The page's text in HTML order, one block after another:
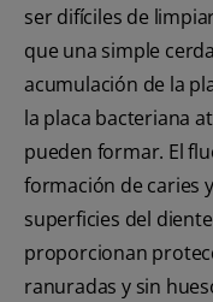
ser difíciles de
que una simple
acumulación de la
la placa bacteriana
pueden formar. El
formación de caries
superficies del
proporcionan
ranuradas y sin